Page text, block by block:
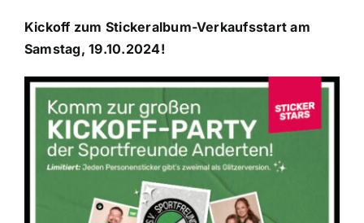
Kickoff zum Stickeralbum-Verkaufsstart am
Samstag, 19.10.2024!